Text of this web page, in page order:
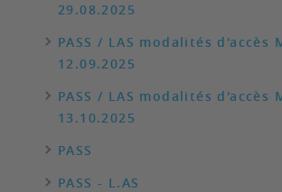
29.08.2025
PASS / LAS modalités d'accès
12.09.2025
PASS / LAS modalités d'accès
13.10.2025
PASS
PASS - L.AS